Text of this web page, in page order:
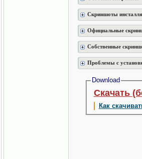
Скриншоты
Официальные
Собственные
Проблемы с
Download
Скачать
Как